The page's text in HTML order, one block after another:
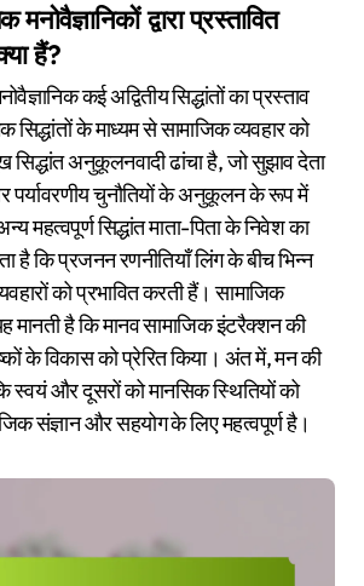
द्वारा प्रस्तावित
हैं?
कई अद्वितीय सिद्धांतों का प्रस्ताव
सिद्धांतों के माध्यम से सामाजिक व्यवहार को
अनुकूलनवादी ढांचा है, जो सुझाव देता
पर्यावरणीय चुनौतियों के अनुकूलन के रूप में
महत्वपूर्ण सिद्धांत माता-पिता के निवेश का
है कि प्रजनन रणनीतियाँ लिंग के बीच भिन्न
को प्रभावित करती हैं। सामाजिक
मानती है कि मानव सामाजिक इंटरैक्शन की
के विकास को प्रेरित किया। अंत में, मन की
स्वयं और दूसरों को मानसिक स्थितियों को
संज्ञान और सहयोग के लिए महत्वपूर्ण है।